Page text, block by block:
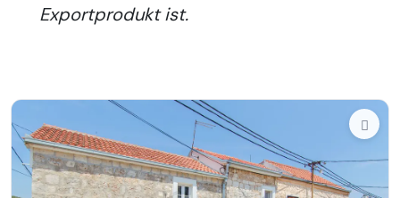
Exportprodukt ist.